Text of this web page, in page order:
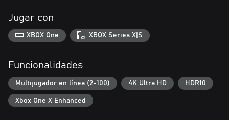
Jugar con
XBOX One XBOX Series X|S
Funcionalidades
Multijugador en línea (2-100) 4K Ultra HD HDR10
Xbox One X Enhanced